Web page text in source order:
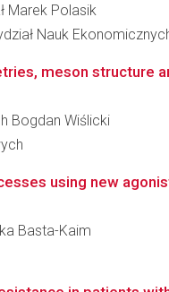
Marek Polasik
Nauk
meson structure
Bogdan Wiślicki
using new
Basta-Kaim